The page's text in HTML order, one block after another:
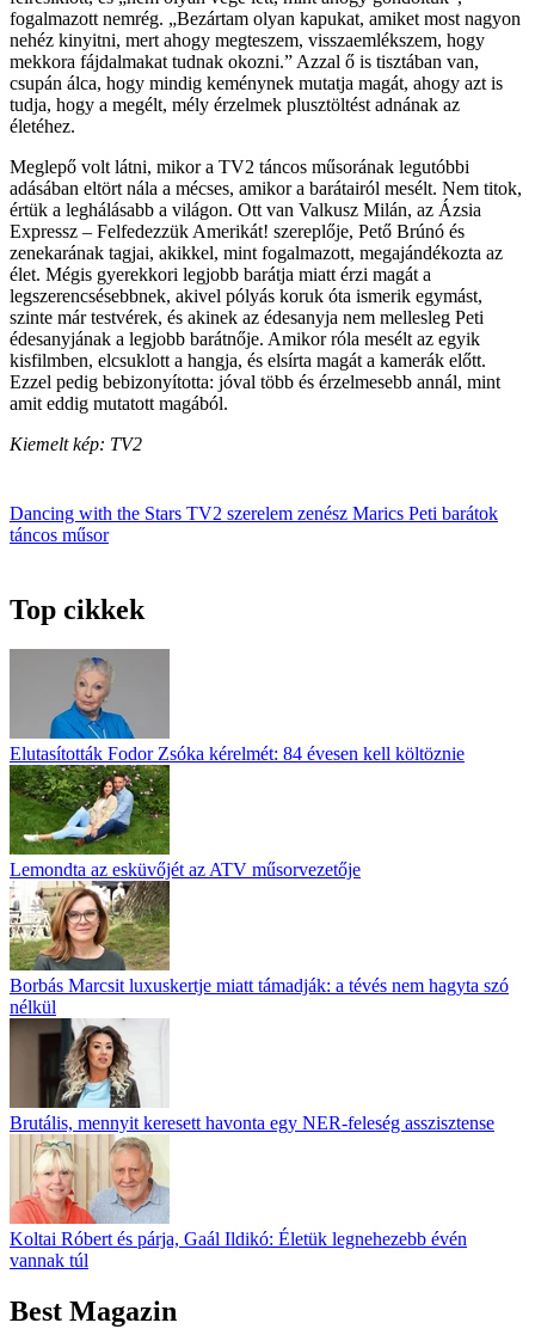
fogalmazott nemrég. „Bezártam olyan kapukat, amiket most nagyon
nehéz kinyitni, mert ahogy megteszem, visszaemlékszem, hogy
mekkora fájdalmakat tudnak okozni.” Azzal ő is tisztában van,
csupán álca, hogy mindig keménynek mutatja magát, ahogy azt is
tudja, hogy a megélt, mély érzelmek plusztöltést adnának az
életéhez.
Meglepő volt látni, mikor a TV2 táncos műsorának legutóbbi
adásában eltört nála a mécses, amikor a barátairól mesélt. Nem titok,
értük a leghálásabb a világon. Ott van Valkusz Milán, az Ázsia
Expressz – Felfedezzük Amerikát! szereplője, Pető Brúnó és
zenekarának tagjai, akikkel, mint fogalmazott, megajándékozta az
élet. Mégis gyerekkori legjobb barátja miatt érzi magát a
legszerencsésebbnek, akivel pólyás koruk óta ismerik egymást,
szinte már testvérek, és akinek az édesanyja nem mellesleg Peti
édesanyjának a legjobb barátnője. Amikor róla mesélt az egyik
kisfilmben, elcsuklott a hangja, és elsírta magát a kamerák előtt.
Ezzel pedig bebizonyította: jóval több és érzelmesebb annál, mint
amit eddig mutatott magából.
Kiemelt kép: TV2
Dancing with the Stars TV2 szerelem zenész Marics Peti barátok
táncos műsor
Top cikkek
Elutasították Fodor Zsóka kérelmét: 84 évesen kell költöznie
Lemondta az esküvőjét az ATV műsorvezetője
Borbás Marcsit luxuskertje miatt támadják: a tévés nem hagyta szó
nélkül
Brutális, mennyit keresett havonta egy NER-feleség asszisztense
Koltai Róbert és párja, Gaál Ildikó: Életük legnehezebb évén
vannak túl
Best Magazin